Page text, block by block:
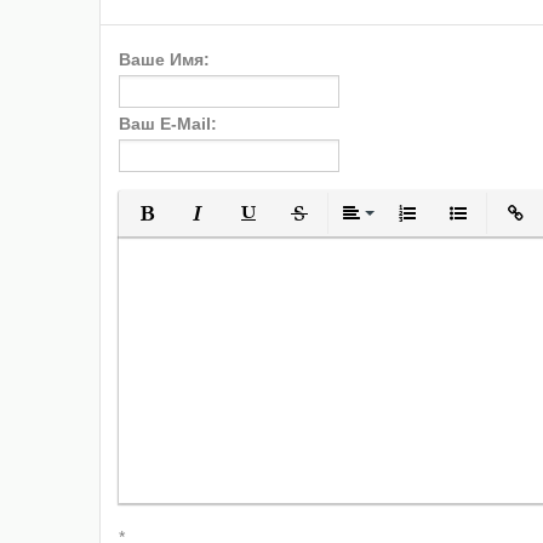
Ваше Имя:
Ваш E-Mail:
Полужирный
КурсивПодчеркнутый
Зачеркнутый
*